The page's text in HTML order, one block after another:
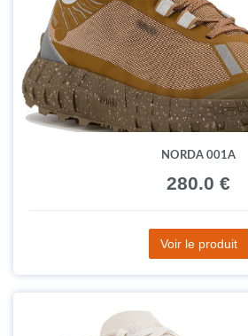
NORDA 001A
280.0 €
Voir le produit